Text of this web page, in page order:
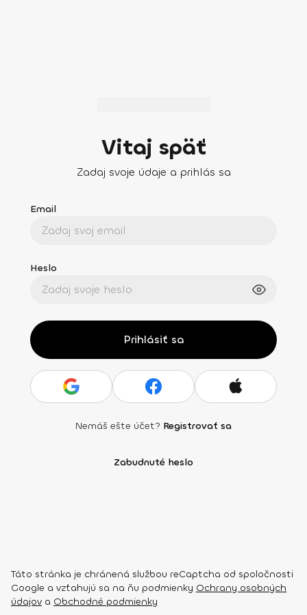
Vitaj späť
Zadaj svoje údaje a prihlás sa
Email
Heslo
Prihlásiť sa
Nemáš ešte účet? Registrovať sa
Zabudnuté heslo
Táto stránka je chránená službou reCaptcha od spoločnosti
Google a vzťahujú sa na ňu podmienky Ochrany osobných
údajov a Obchodné podmienky